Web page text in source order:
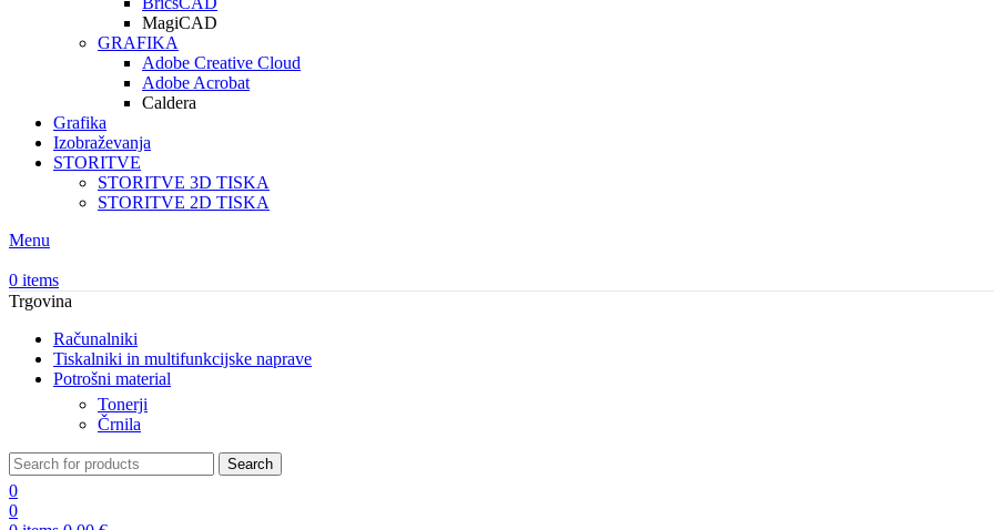
MagiCAD
GRAFIKA
Adobe Creative Cloud
Adobe Acrobat
Caldera
Grafika
Izobraževanja
STORITVE
STORITVE 3D TISKA
STORITVE 2D TISKA
Menu
0 items
Trgovina
Računalniki
Tiskalniki in multifunkcijske naprave
Potrošni material
Tonerji
Črnila
Search
0
0